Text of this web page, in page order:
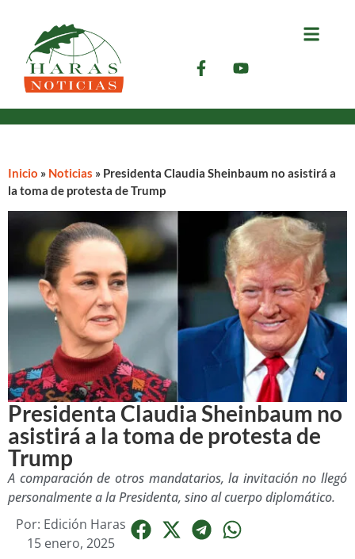
Inicio » Noticias » Presidenta Claudia Sheinbaum no asistirá a
la toma de protesta de Trump
Presidenta Claudia Sheinbaum no
asistirá a la toma de protesta de
Trump
A comparación de otros mandatarios, la invitación no llegó
personalmente a la Presidenta, sino al cuerpo diplomático.
Por: Edición Haras
15 enero, 2025